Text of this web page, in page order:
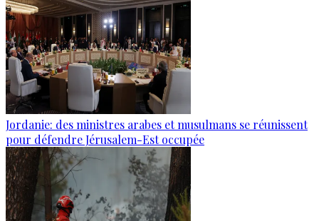
Jordanie: des ministres arabes et musulmans se réunissent
pour défendre Jérusalem-Est occupée